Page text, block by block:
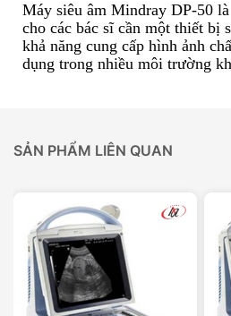
Máy siêu âm Mindray DP-50
cho các bác sĩ cần một thiết bị
khả năng cung cấp hình ảnh
dụng trong nhiều môi trường
SẢN PHẨM LIÊN QUAN